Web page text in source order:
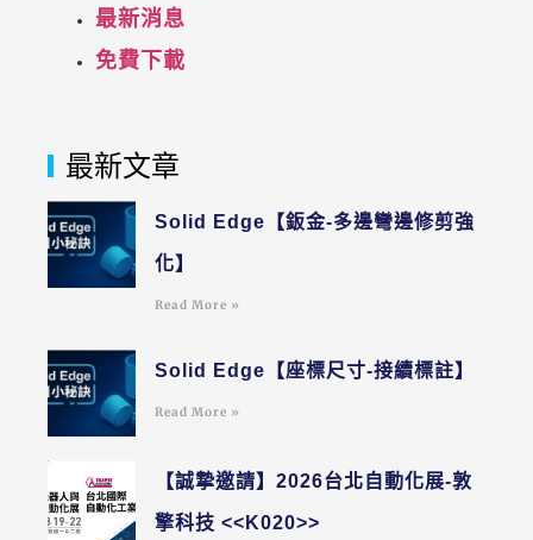
最新消息
免費下載
最新文章
Solid Edge【鈑金-多邊彎邊修剪強
化】
Read More »
Solid Edge【座標尺寸-接續標註】
Read More »
【誠摯邀請】2026台北自動化展-敦
擎科技 <<K020>>